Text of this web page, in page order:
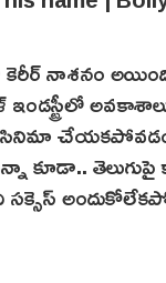
నాశనం
సినిమా
కూడా.. తెలుగుపై
సక్సెస్